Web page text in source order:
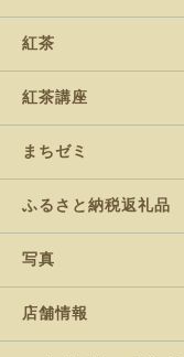
紅茶
紅茶講座
まちゼミ
ふるさと納税返礼品
写真
店舗情報